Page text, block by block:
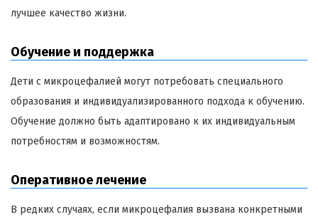
лучшее качество жизни.
Обучение и поддержка
Дети с микроцефалией могут потребовать специального
образования и индивидуализированного подхода к обучению.
Обучение должно быть адаптировано к их индивидуальным
потребностям и возможностям.
Оперативное лечение
В редких случаях, если микроцефалия вызвана конкретными